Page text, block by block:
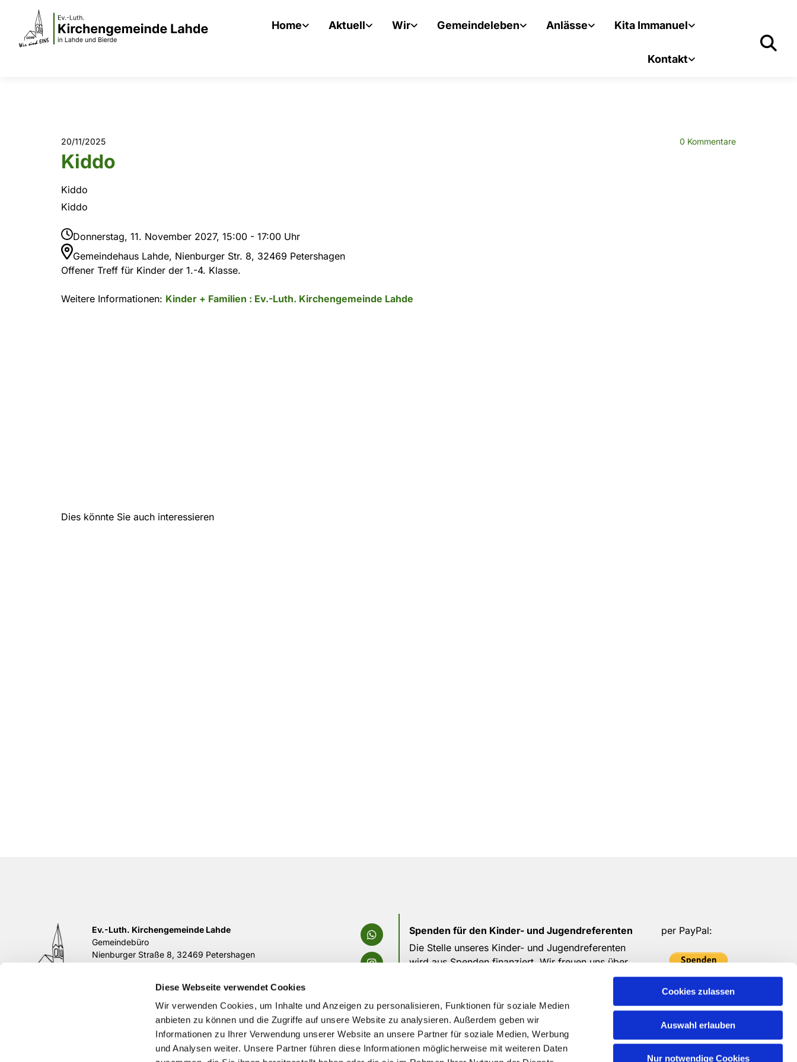
Diese Webseite verwendet Cookies
Wir verwenden Cookies, um Inhalte und Anzeigen zu personalisieren, Funktionen für soziale Medien
anbieten zu können und die Zugriffe auf unsere Website zu analysieren. Außerdem geben wir
Informationen zu Ihrer Verwendung unserer Website an unsere Partner für soziale Medien, Werbung
und Analysen weiter. Unsere Partner führen diese Informationen möglicherweise mit weiteren Daten
Cookies zulassen
Auswahl erlauben
Nur notwendige Cookies
Home Aktuell Wir Gemeindeleben Anlässe Kita Immanuel
Kontakt
20/11/2025 0 Kommentare
Kiddo
Kiddo
Kiddo
Donnerstag, 11. November 2027, 15:00 - 17:00 Uhr
Gemeindehaus Lahde, Nienburger Str. 8, 32469 Petershagen
Offener Treff für Kinder der 1.-4. Klasse.
Weitere Informationen: Kinder + Familien : Ev.-Luth. Kirchengemeinde Lahde
Dies könnte Sie auch interessieren
Ev.-Luth. Kirchengemeinde Lahde
Gemeindebüro
Nienburger Straße 8, 32469 Petershagen
di 11-12 Uhr, do 17-18 Uhr
Zur Service-Seite
Spenden für den Kinder- und Jugendreferenten
Die Stelle unseres Kinder- und Jugendreferenten
wird aus Spenden finanziert. Wir freuen uns über
die tolle Arbeit, die durch eure Spenden möglich ist.
per PayPal: